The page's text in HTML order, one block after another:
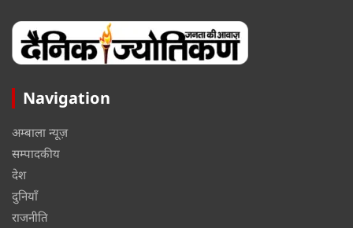
Navigation
अम्बाला न्यूज़
सम्पादकीय
देश
दुनियाँ
राजनीति